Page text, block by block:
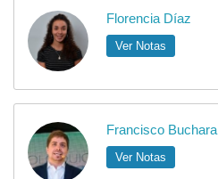
Florencia Díaz
Ver Notas
Francisco Buchara
Ver Notas